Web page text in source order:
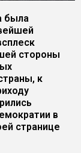
была
стороны
к
в
странице